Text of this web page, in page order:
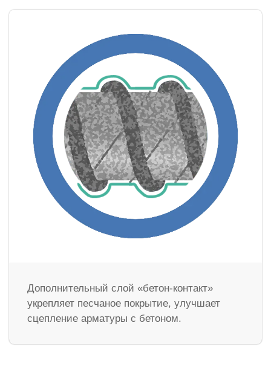
Дополнительный слой «бетон-контакт»
укрепляет песчаное покрытие, улучшает
сцепление арматуры с бетоном.